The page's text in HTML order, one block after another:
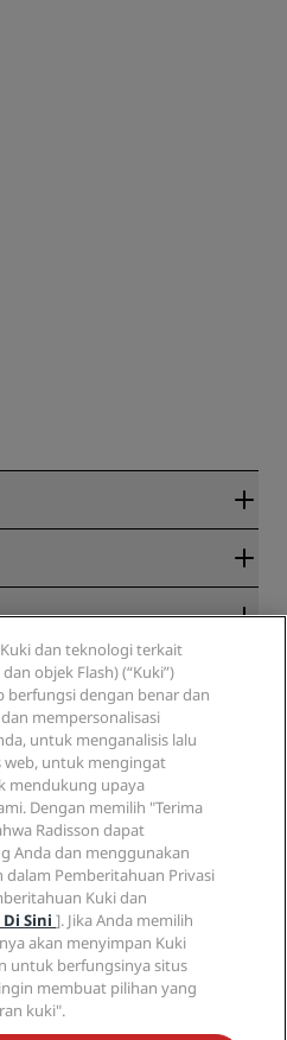
Rewards
dan teknologi terkait
objek Flash) (“Kuki”)
dengan benar dan
mempersonalisasi
untuk menganalisis lalu
web, untuk mengingat
mendukung upaya
Dengan memilih "Terima
Radisson dapat
Anda dan menggunakan
dalam Pemberitahuan Privasi
Kuki dan
Di Sini]. Jika Anda memilih
akan menyimpan Kuki
untuk berfungsinya situs
membuat pilihan yang
kuki".